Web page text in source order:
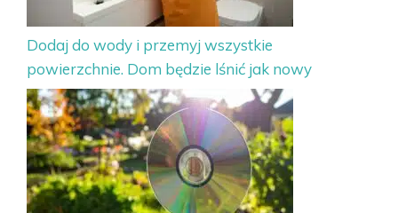
Dodaj do wody i przemyj wszystkie
powierzchnie. Dom będzie lśnić jak nowy